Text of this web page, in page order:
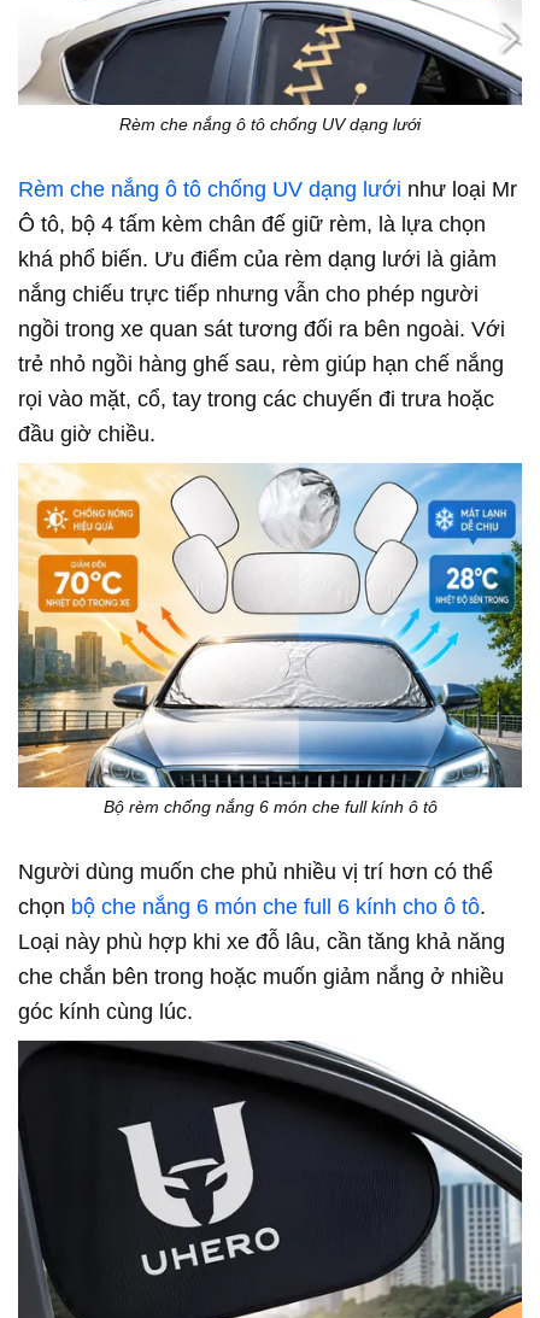
Rèm che nắng ô tô chống UV dạng lưới
Rèm che nắng ô tô chống UV dạng lưới như loại Mr
Ô tô, bộ 4 tấm kèm chân đế giữ rèm, là lựa chọn
khá phổ biến. Ưu điểm của rèm dạng lưới là giảm
nắng chiếu trực tiếp nhưng vẫn cho phép người
ngồi trong xe quan sát tương đối ra bên ngoài. Với
trẻ nhỏ ngồi hàng ghế sau, rèm giúp hạn chế nắng
rọi vào mặt, cổ, tay trong các chuyến đi trưa hoặc
đầu giờ chiều.
Bộ rèm chống nắng 6 món che full kính ô tô
Người dùng muốn che phủ nhiều vị trí hơn có thể
chọn bộ che nắng 6 món che full 6 kính cho ô tô.
Loại này phù hợp khi xe đỗ lâu, cần tăng khả năng
che chắn bên trong hoặc muốn giảm nắng ở nhiều
góc kính cùng lúc.